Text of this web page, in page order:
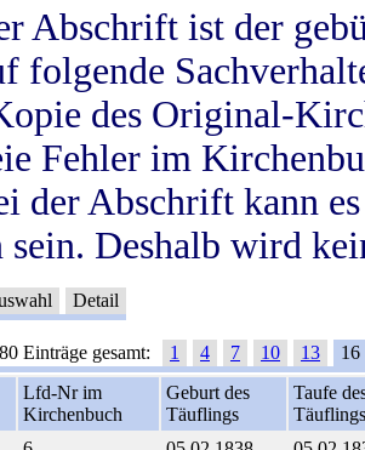
Abschrift ist der
folgende
des Original-
Fehler im
der Abschrift kann
sein. Deshalb wird
Detail
Einträge gesamt: 1 4 7 10 13
16
Lfd-Nr im
Kirchenbuch
Geburt des
Täuflings
Taufe
Täuflings